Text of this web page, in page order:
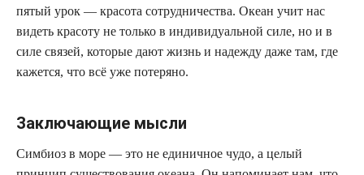
пятый урок — красота сотрудничества. Океан учит нас
видеть красоту не только в индивидуальной силе, но и в
силе связей, которые дают жизнь и надежду даже там, где
кажется, что всё уже потеряно.
Заключающие мысли
Симбиоз в море — это не единичное чудо, а целый